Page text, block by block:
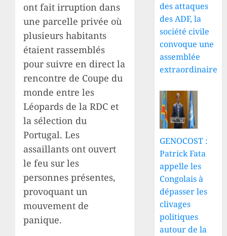
ont fait irruption dans
une parcelle privée où
plusieurs habitants
étaient rassemblés
pour suivre en direct la
rencontre de Coupe du
monde entre les
Léopards de la RDC et
la sélection du
Portugal. Les
assaillants ont ouvert
le feu sur les
personnes présentes,
provoquant un
mouvement de
panique.
des attaques
des ADF, la
société civile
convoque une
assemblée
extraordinaire
GENOCOST :
Patrick Fata
appelle les
Congolais à
dépasser les
clivages
politiques
autour de la